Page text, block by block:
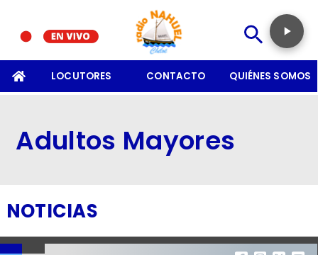
LOCUTORES CONTACTO QUIÉNES SOMOS
Adultos Mayores
NOTICIAS